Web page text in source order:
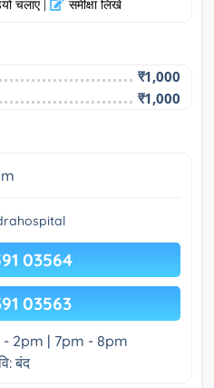
चलाएं | समीक्षा लिखे
₹1,000
₹1,000
03564
03563
- 2pm | 7pm - 8pm
बंद